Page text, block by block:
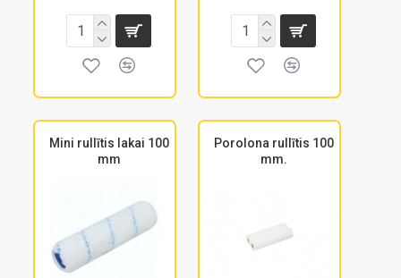
Mini rullītis lakai 100
mm
Porolona rullītis 100
mm.